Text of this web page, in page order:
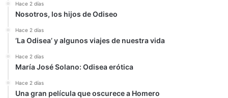
Hace 2 días
Nosotros, los hijos de Odiseo
Hace 2 días
‘La Odisea’ y algunos viajes de nuestra vida
Hace 2 días
María José Solano: Odisea erótica
Hace 2 días
Una gran película que oscurece a Homero